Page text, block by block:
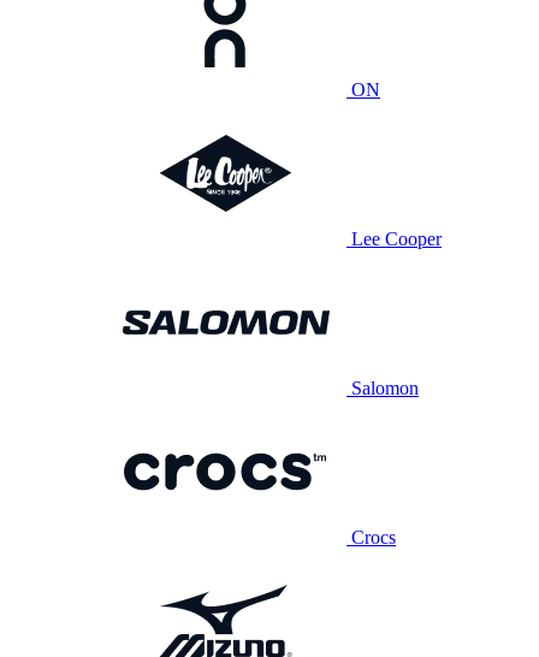
ON
Lee Cooper
Salomon
Crocs